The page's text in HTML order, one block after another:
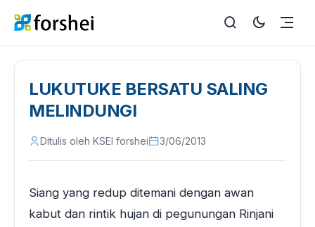
LUKUTUKE BERSATU SALING
MELINDUNGI
Ditulis oleh KSEI forshei 3/06/2013
Siang yang redup ditemani dengan awan
kabut dan rintik hujan di pegunungan Rinjani